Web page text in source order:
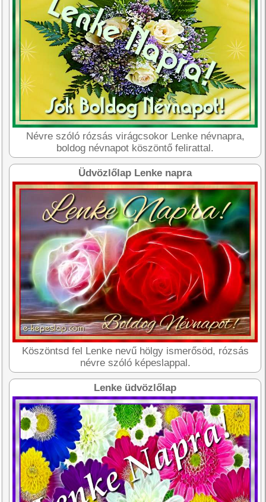
Névre szóló rózsás virágcsokor Lenke névnapra,
boldog névnapot köszöntő felirattal.
Üdvözlőlap Lenke napra
Köszöntsd fel Lenke nevű hölgy ismerősöd, rózsás
névre szóló képeslappal.
Lenke üdvözlőlap